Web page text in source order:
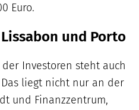
Euro.
und Porto
Investoren steht auch
liegt nicht nur an der
und Finanzzentrum,